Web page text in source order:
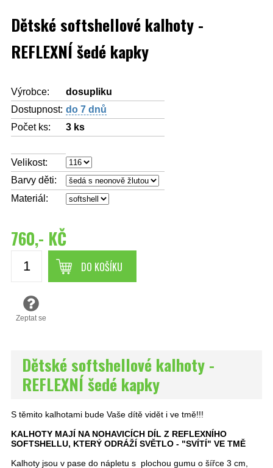
Dětské softshellové kalhoty -
REFLEXNÍ šedé kapky
Výrobce:
dosupliku
Dostupnost: do 7 dnů
Počet ks:
3 ks
Velikost:
Barvy děti:
Materiál:
760,- KČ
DO KOŠÍKU
Zeptat se
Dětské softshellové kalhoty -
REFLEXNÍ šedé kapky
S těmito kalhotami bude Vaše dítě vidět i ve tmě!!!
KALHOTY MAJÍ NA NOHAVICÍCH DÍL Z REFLEXNÍHO
SOFTSHELLU, KTERÝ ODRÁŽÍ SVĚTLO - "SVÍTÍ" VE TMĚ
Kalhoty jsou v pase do nápletu s plochou gumu o šířce 3 cm,